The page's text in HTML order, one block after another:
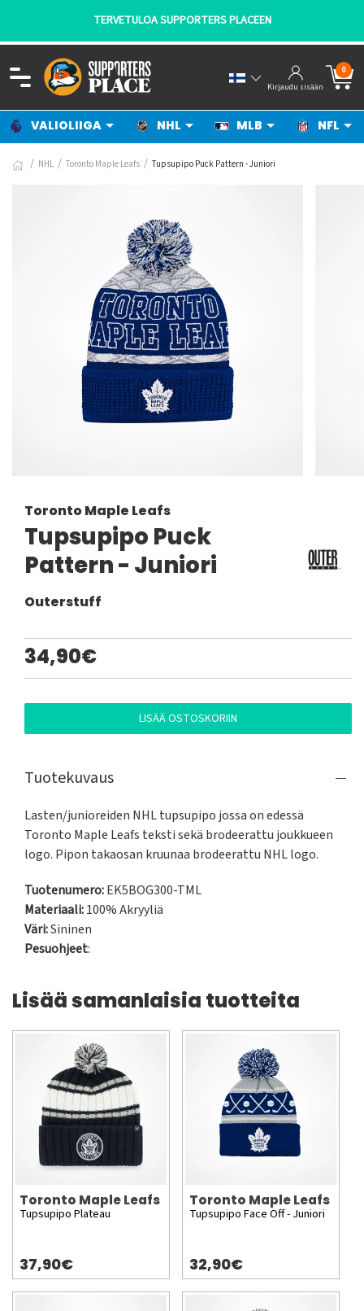
TERVETULOA SUPPORTERS PLACEEN
Kirjaudu sisään
0
VALIOLIIGA NHL MLB NFL
NHL Toronto Maple Leafs Tupsupipo Puck Pattern - Juniori
Toronto Maple Leafs
Tupsupipo Puck
Pattern - Juniori
Outerstuff
34,90€
LISÄÄ OSTOSKORIIN
Tuotekuvaus
Lasten/junioreiden NHL tupsupipo jossa on edessä
Toronto Maple Leafs teksti sekä brodeerattu joukkueen
logo. Pipon takaosan kruunaa brodeerattu NHL logo.
Tuotenumero:EK5BOG300-TML
Materiaali:100% Akryyliä
Väri:Sininen
Pesuohjeet:
Lisää samanlaisia tuotteita
Toronto Maple Leafs
Tupsupipo Plateau
37,90€
Toronto Maple Leafs
Tupsupipo Face Off - Juniori
32,90€